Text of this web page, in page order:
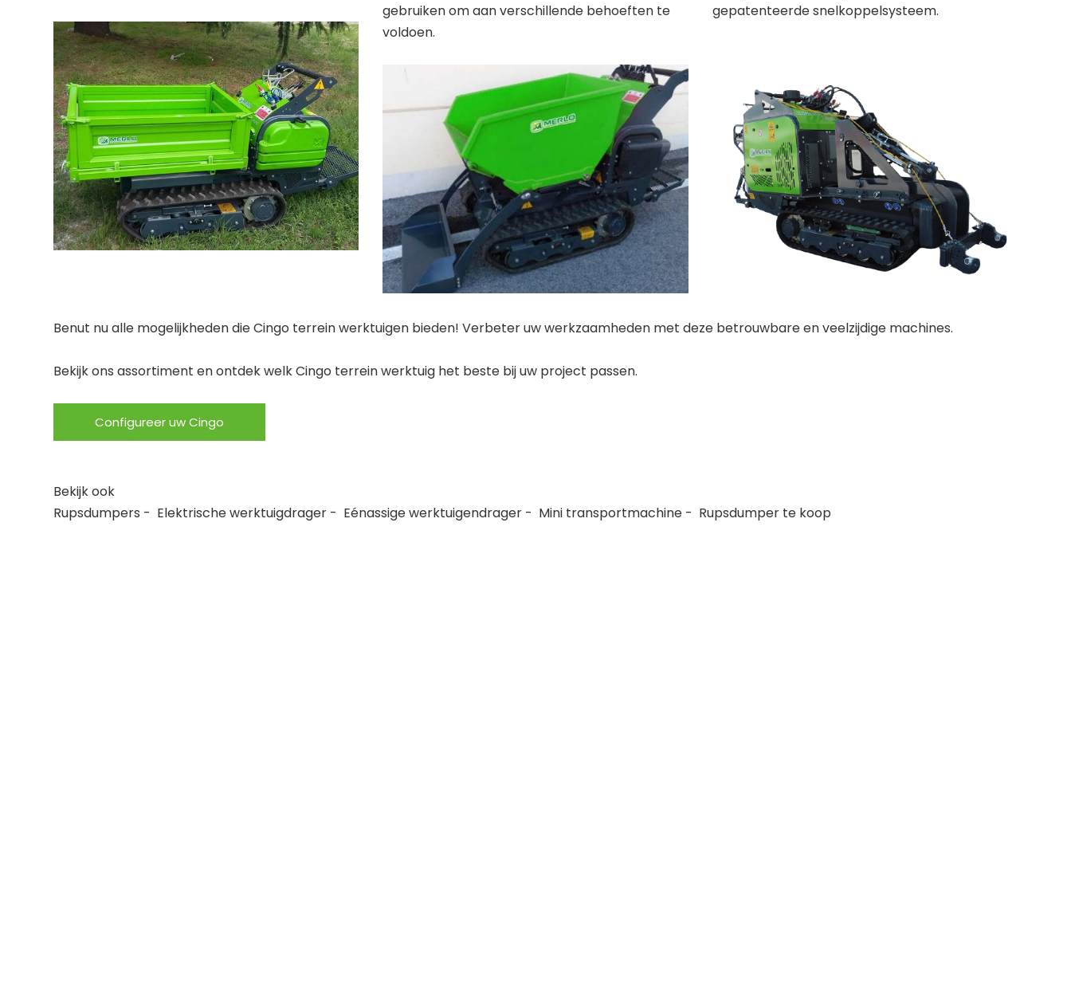
gebruiken om aan verschillende behoeften te
voldoen.
gepatenteerde snelkoppelsysteem.
Benut nu alle mogelijkheden die Cingo terrein werktuigen bieden! Verbeter uw werkzaamheden met deze betrouwbare en veelzijdige machines.
Bekijk ons assortiment en ontdek welk Cingo terrein werktuig het beste bij uw project passen.
Configureer uw Cingo
Bekijk ook
Rupsdumpers - Elektrische werktuigdrager - Eénassige werktuigendrager - Mini transportmachine - Rupsdumper te koop